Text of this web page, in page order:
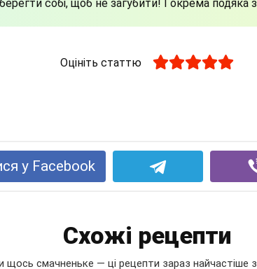
собі, щоб не загубити! І окрема
Оцініть статтю
у Facebook
Схожі рецепти
щось смачненьке — ці рецепти зараз найчастіше